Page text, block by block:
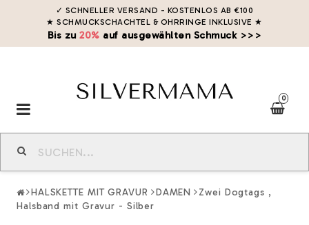
✓ SCHNELLER VERSAND - KOSTENLOS AB €100
★ SCHMUCKSCHACHTEL & OHRRINGE INKLUSIVE ★
Bis zu20% auf ausgewählten Schmuck >>>
0
Toggle
navigation
HALSKETTE MIT GRAVUR DAMEN
Zwei Dogtags ,
Halsband mit Gravur - Silber